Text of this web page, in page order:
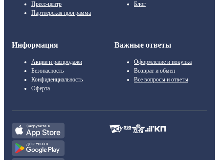
Пресс-центр
Партнерская программа
Блог
Информация
Акции и распродажи
Безопасность
Конфиденциальность
Оферта
Важные ответы
Оформление и покупка
Возврат и обмен
Все вопросы и ответы